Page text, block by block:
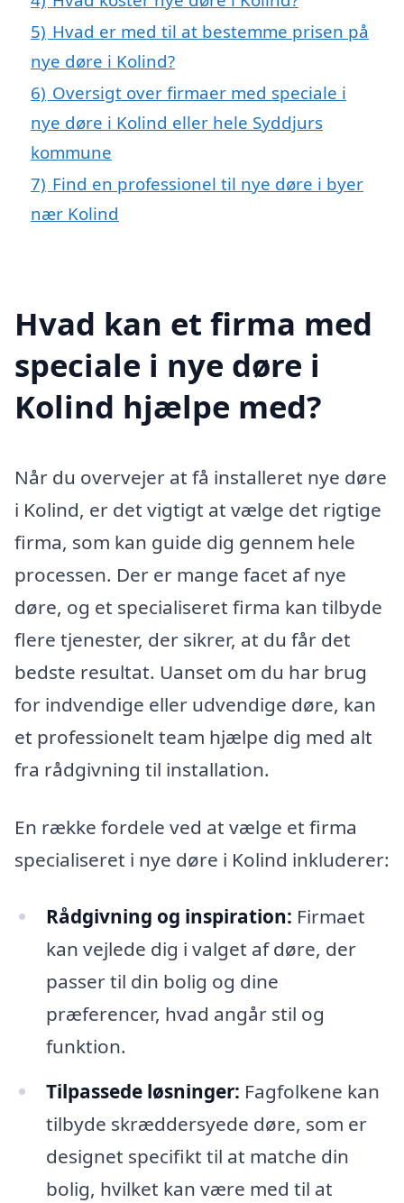
5) Hvad er med til at bestemme prisen på
nye døre i Kolind?
6) Oversigt over firmaer med speciale i
nye døre i Kolind eller hele Syddjurs
kommune
7) Find en professionel til nye døre i byer
nær Kolind
Hvad kan et firma med
speciale i nye døre i
Kolind hjælpe med?
Når du overvejer at få installeret nye døre
i Kolind, er det vigtigt at vælge det rigtige
firma, som kan guide dig gennem hele
processen. Der er mange facet af nye
døre, og et specialiseret firma kan tilbyde
flere tjenester, der sikrer, at du får det
bedste resultat. Uanset om du har brug
for indvendige eller udvendige døre, kan
et professionelt team hjælpe dig med alt
fra rådgivning til installation.
En række fordele ved at vælge et firma
specialiseret i nye døre i Kolind inkluderer:
Rådgivning og inspiration: Firmaet
kan vejlede dig i valget af døre, der
passer til din bolig og dine
præferencer, hvad angår stil og
funktion.
Tilpassede løsninger: Fagfolkene kan
tilbyde skræddersyede døre, som er
designet specifikt til at matche din
bolig, hvilket kan være med til at